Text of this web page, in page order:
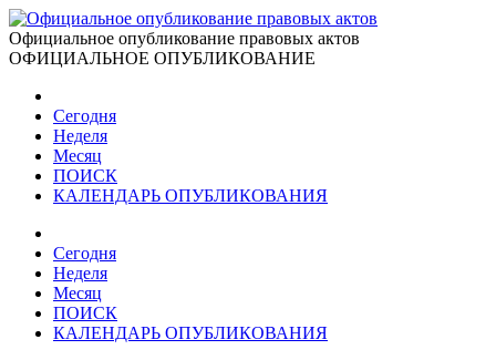
Официальное опубликование правовых актов
ОФИЦИАЛЬНОЕ ОПУБЛИКОВАНИЕ
Сегодня
Неделя
Месяц
ПОИСК
КАЛЕНДАРЬ ОПУБЛИКОВАНИЯ
Сегодня
Неделя
Месяц
ПОИСК
КАЛЕНДАРЬ ОПУБЛИКОВАНИЯ